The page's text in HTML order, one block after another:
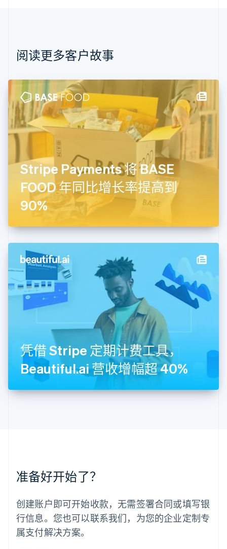
阅读更多客户故事
Stripe Payments 将 BASE
FOOD 年同比增长率提高到
90%
凭借 Stripe 定期计费工具，
Beautiful.ai 营收增幅超 40%
准备好开始了？
创建账户即可开始收款，无需签署合同或填写银
行信息。您也可以联系我们，为您的企业定制专
属支付解决方案。
Nederlands Français Deutsch
波兰
丹麦
德国
Deutsch English
法国
Français
EnglishSvenska
荷兰
Nederlands English
加拿大
English Français
捷克
克罗地亚
English
立陶宛
列支敦士登
Deutsch English
卢森堡
English
罗马尼亚
马尔他
English
马来西亚
English
美国
日本
日本語English
SvenskaEnglish
瑞士
DeutschFrançais ItalianoEnglish
塞浦路斯